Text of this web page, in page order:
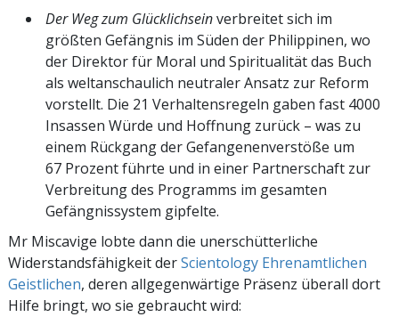
Der Weg zum Glücklichseinverbreitet sich im
größten Gefängnis im Süden der Philippinen, wo
der Direktor für Moral und Spiritualität das Buch
als weltanschaulich neutraler Ansatz zur Reform
vorstellt. Die 21 Verhaltensregeln gaben fast 4000
Insassen Würde und Hoffnung zurück – was zu
einem Rückgang der Gefangenenverstöße um
67 Prozent führte und in einer Partnerschaft zur
Verbreitung des Programms im gesamten
Gefängnissystem gipfelte.
Mr Miscavige lobte dann die unerschütterliche
Widerstandsfähigkeit derScientology Ehrenamtlichen
Geistlichen, deren allgegenwärtige Präsenz überall dort
Hilfe bringt, wo sie gebraucht wird: